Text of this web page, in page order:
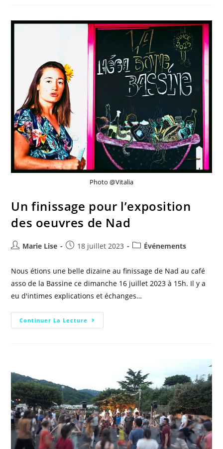
Photo @Vitalia
Un finissage pour l’exposition
des oeuvres de Nad
Marie Lise 18 juillet 2023 Événements
Nous étions une belle dizaine au finissage de Nad au café
asso de la Bassine ce dimanche 16 juillet 2023 à 15h. Il y a
eu d'intimes explications et échanges…
Continuer La Lecture